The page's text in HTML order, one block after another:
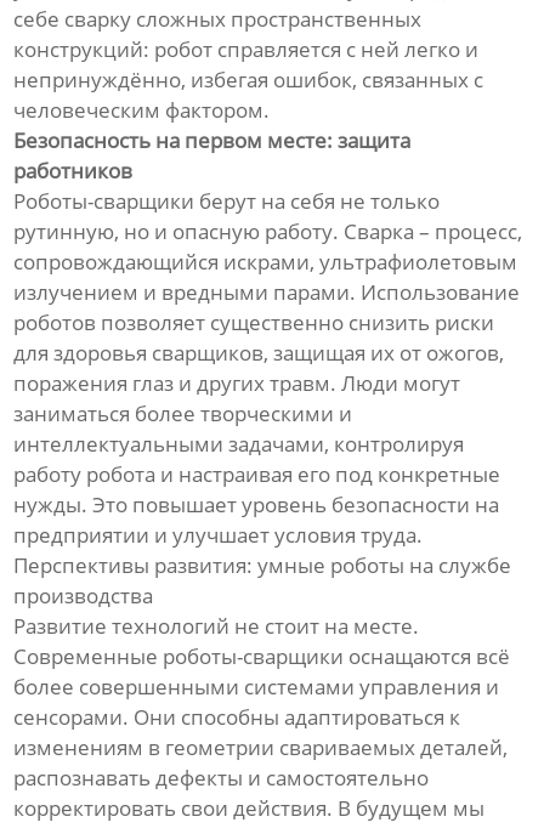
себе сварку сложных пространственных
конструкций: робот справляется с ней легко и
непринуждённо, избегая ошибок, связанных с
человеческим фактором.
Безопасность на первом месте: защита
работников
Роботы-сварщики берут на себя не только
рутинную, но и опасную работу. Сварка – процесс,
сопровождающийся искрами, ультрафиолетовым
излучением и вредными парами. Использование
роботов позволяет существенно снизить риски
для здоровья сварщиков, защищая их от ожогов,
поражения глаз и других травм. Люди могут
заниматься более творческими и
интеллектуальными задачами, контролируя
работу робота и настраивая его под конкретные
нужды. Это повышает уровень безопасности на
предприятии и улучшает условия труда.
Перспективы развития: умные роботы на службе
производства
Развитие технологий не стоит на месте.
Современные роботы-сварщики оснащаются всё
более совершенными системами управления и
сенсорами. Они способны адаптироваться к
изменениям в геометрии свариваемых деталей,
распознавать дефекты и самостоятельно
корректировать свои действия. В будущем мы